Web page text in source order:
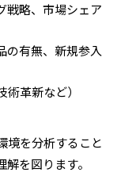
戦略、市場シェア
の有無、新規参入
革新など）
境を分析すること
を図ります。